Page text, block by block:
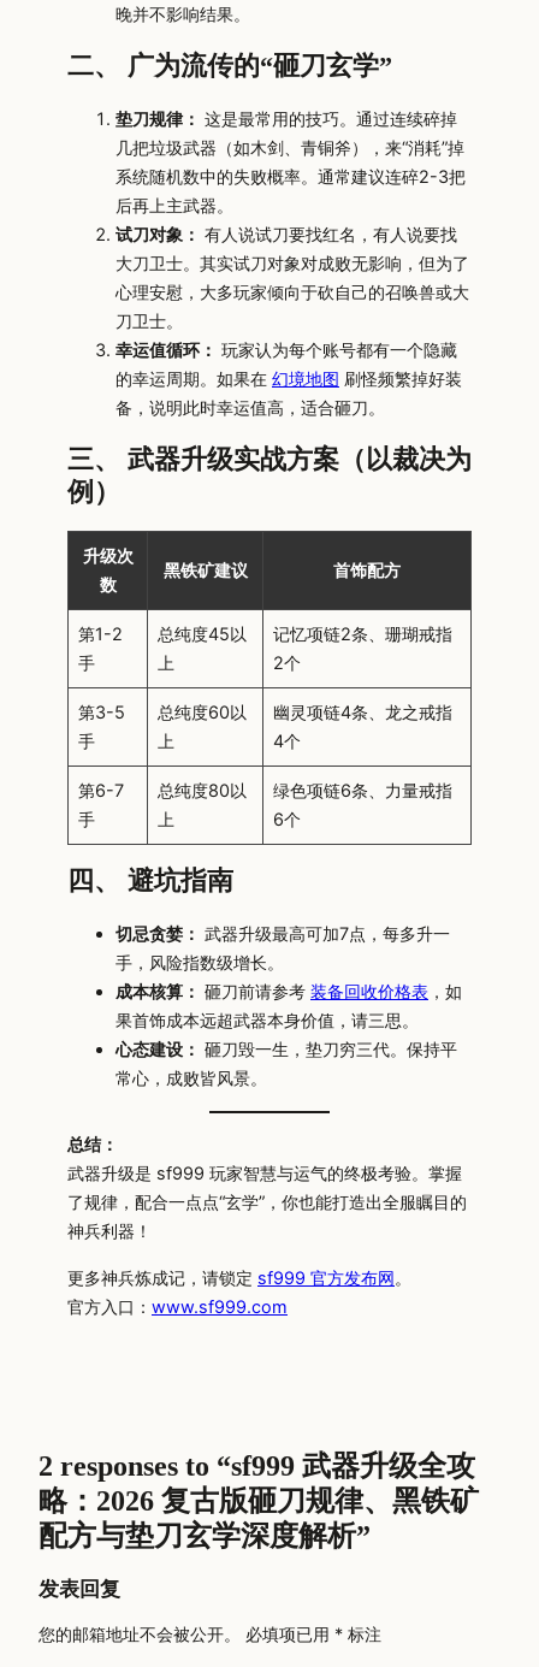
晚并不影响结果。
二、 广为流传的“砸刀玄学”
垫刀规律： 这是最常用的技巧。通过连续碎掉
几把垃圾武器（如木剑、青铜斧），来“消耗”掉
系统随机数中的失败概率。通常建议连碎2-3把
后再上主武器。
试刀对象： 有人说试刀要找红名，有人说要找
大刀卫士。其实试刀对象对成败无影响，但为了
心理安慰，大多玩家倾向于砍自己的召唤兽或大
刀卫士。
幸运值循环： 玩家认为每个账号都有一个隐藏
的幸运周期。如果在 幻境地图 刷怪频繁掉好装
备，说明此时幸运值高，适合砸刀。
三、 武器升级实战方案（以裁决为
例）
升级次
数
黑铁矿建议 首饰配方
第1-2
手
总纯度45以
上
记忆项链2条、珊瑚戒指
2个
第3-5
手
总纯度60以
上
幽灵项链4条、龙之戒指
4个
第6-7
手
总纯度80以
上
绿色项链6条、力量戒指
6个
四、 避坑指南
切忌贪婪： 武器升级最高可加7点，每多升一
手，风险指数级增长。
成本核算： 砸刀前请参考 装备回收价格表 ，如
果首饰成本远超武器本身价值，请三思。
心态建设： 砸刀毁一生，垫刀穷三代。保持平
常心，成败皆风景。
总结：
武器升级是 sf999 玩家智慧与运气的终极考验。掌握
了规律，配合一点点“玄学”，你也能打造出全服瞩目的
神兵利器！
更多神兵炼成记，请锁定 sf999 官方发布网。
官方入口： www.sf999.com
2 responses to “sf999 武器升级全攻
略：2026 复古版砸刀规律、黑铁矿
配方与垫刀玄学深度解析”
发表回复
您的邮箱地址不会被公开。 必填项已用 * 标注